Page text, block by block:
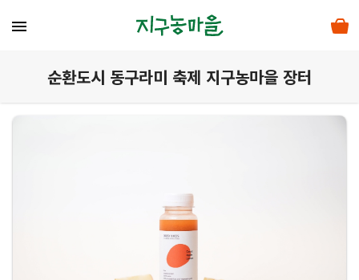
menu
순환도시 동구라미 축제 지구농마을 장터